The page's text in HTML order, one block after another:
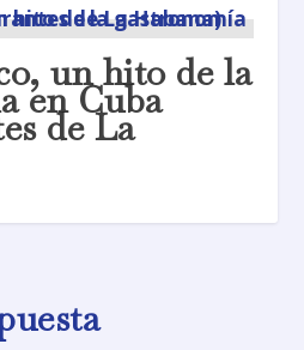
un hito de la
en Cuba
de La